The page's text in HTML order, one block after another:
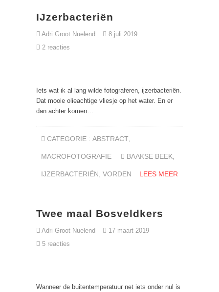
IJzerbacteriën
Adri Groot Nuelend
8 juli 2019
2 reacties
Iets wat ik al lang wilde fotograferen, ijzerbacteriën.
Dat mooie olieachtige vliesje op het water. En er
dan achter komen…
CATEGORIE : ABSTRACT
MACROFOTOGRAFIE BAAKSE BEEK
IJZERBACTERIËN VORDEN LEES MEER
Twee maal Bosveldkers
Adri Groot Nuelend
17 maart 2019
5 reacties
Wanneer de buitentemperatuur net iets onder nul is